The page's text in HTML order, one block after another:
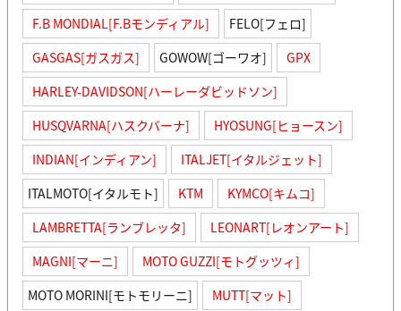
F.B MONDIAL[F.Bモンディアル]
FELO[フェロ]
GASGAS[ガスガス]
GOWOW[ゴーワオ]
GPX
HARLEY-DAVIDSON[ハーレーダビッドソン]
HUSQVARNA[ハスクバーナ]
HYOSUNG[ヒョースン]
INDIAN[インディアン]
ITALJET[イタルジェット]
ITALMOTO[イタルモト]
KTM
KYMCO[キムコ]
LAMBRETTA[ランブレッタ]
LEONART[レオンアート]
MAGNI[マーニ]
MOTO GUZZI[モトグッツィ]
MOTO MORINI[モトモリーニ]
MUTT[マット]